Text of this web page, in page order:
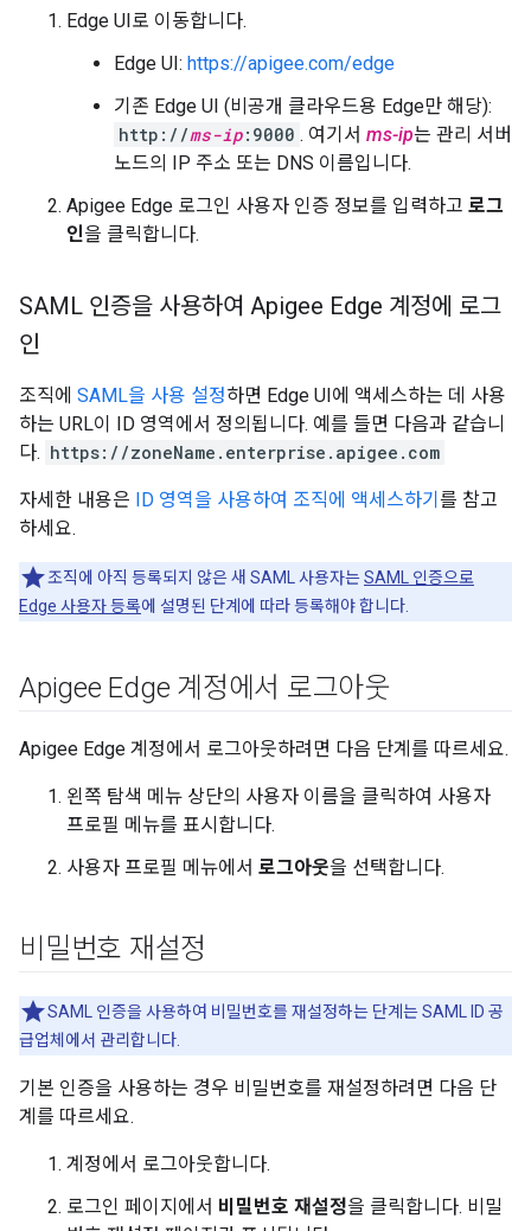
Edge UI로 이동합니다.
Edge UI: https://apigee.com/edge
기존 Edge UI (비공개 클라우드용 Edge만 해당):
http://ms-ip:9000 . 여기서 ms-ip는 관리 서버
노드의 IP 주소 또는 DNS 이름입니다.
Apigee Edge 로그인 사용자 인증 정보를 입력하고 로그
인을 클릭합니다.
SAML 인증을 사용하여 Apigee Edge 계정에 로그
인
조직에 SAML을 사용 설정하면 Edge UI에 액세스하는 데 사용
하는 URL이 ID 영역에서 정의됩니다. 예를 들면 다음과 같습니
다. https://zoneName.enterprise.apigee.com
자세한 내용은 ID 영역을 사용하여 조직에 액세스하기 를 참고
하세요.
조직에 아직 등록되지 않은 새 SAML 사용자는SAML 인증으로
Edge 사용자 등록에 설명된 단계에 따라 등록해야 합니다.
Apigee Edge 계정에서 로그아웃
Apigee Edge 계정에서 로그아웃하려면 다음 단계를 따르세요.
왼쪽 탐색 메뉴 상단의 사용자 이름을 클릭하여 사용자
프로필 메뉴를 표시합니다.
사용자 프로필 메뉴에서 로그아웃을 선택합니다.
비밀번호 재설정
SAML 인증을 사용하여 비밀번호를 재설정하는 단계는 SAML ID 공
급업체에서 관리합니다.
기본 인증을 사용하는 경우 비밀번호를 재설정하려면 다음 단
계를 따르세요.
계정에서 로그아웃합니다.
로그인 페이지에서 비밀번호 재설정을 클릭합니다. 비밀